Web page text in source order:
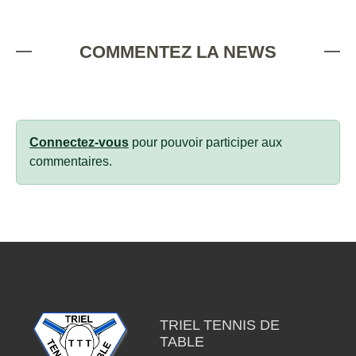
COMMENTEZ LA NEWS
Connectez-vous pour pouvoir participer aux
commentaires.
TRIEL TENNIS DE
TABLE